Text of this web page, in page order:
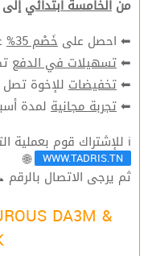
من الخامسة ابتدائي إلى
⬅ احصل على خَصْم 35%
⬅تسهيلات في الدفع
⬅تخفيضات للإخوة تصل 50% 👪
⬅تجربة مجانية لمدة
ℹ للإشتراك قوم بعملية التسجيل🔐 في الموقع |
WWW.TADRIS.TN
🌐
ثم يرجى الاتصال بالرقم
DA3M &